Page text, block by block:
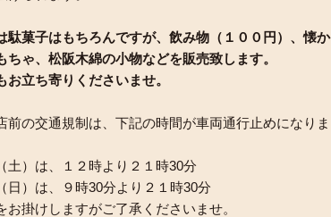
駄菓子はもちろんですが、飲み物（１００円）、懐か
ちゃ、松阪木綿の小物などを販売致します。
お立ち寄りくださいませ。
前の交通規制は、下記の時間が車両通行止めになりま
土）は、１２時より２１時30分
日）は、９時30分より２１時30分
お掛けしますがご了承くださいませ。